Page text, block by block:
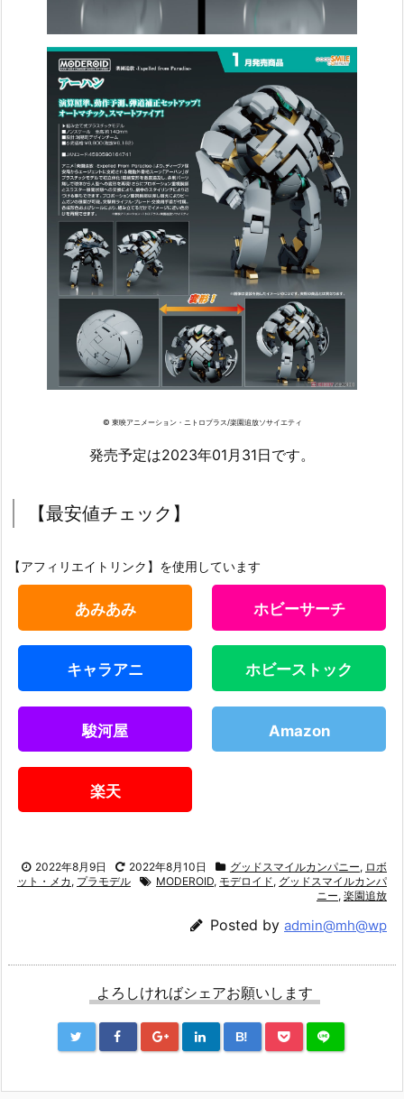
© 東映アニメーション・ニトロプラス/楽園追放ソサイエティ
発売予定は2023年01月31日です。
【最安値チェック】
【アフィリエイトリンク】を使用しています
あみあみ ホビーサーチ
キャラアニ ホビーストック
駿河屋 Amazon
楽天
2022年8月9日 2022年8月10日 グッドスマイルカンパニー, ロボ
ット・メカ , プラモデル MODEROID, モデロイド, グッドスマイルカンパ
ニー, 楽園追放
Posted by admin@mh@wp
よろしければシェアお願いします
B!